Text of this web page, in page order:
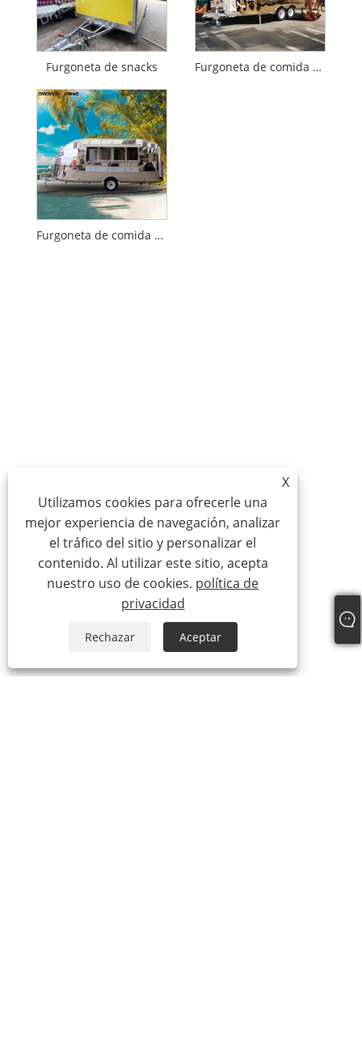
Furgoneta de snacks Furgoneta de comida móvil
Furgoneta de comida rápida
X
Utilizamos cookies para ofrecerle una
mejor experiencia de navegación, analizar
el tráfico del sitio y personalizar el
contenido. Al utilizar este sitio, acepta
nuestro uso de cookies. política de
privacidad
Rechazar Aceptar